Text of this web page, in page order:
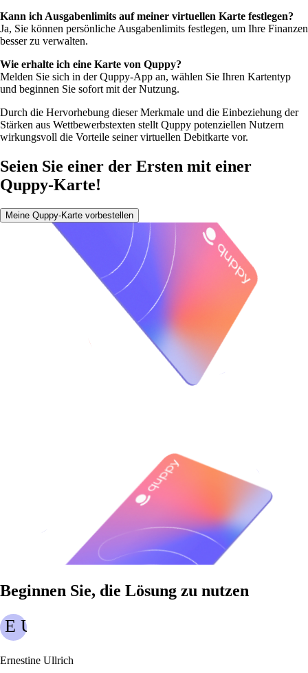
Kann ich Ausgabenlimits auf meiner virtuellen Karte festlegen?
Ja, Sie können persönliche Ausgabenlimits festlegen, um Ihre Finanzen
besser zu verwalten.
Wie erhalte ich eine Karte von Quppy?
Melden Sie sich in der Quppy-App an, wählen Sie Ihren Kartentyp
und beginnen Sie sofort mit der Nutzung.
Durch die Hervorhebung dieser Merkmale und die Einbeziehung der
Stärken aus Wettbewerbstexten stellt Quppy potenziellen Nutzern
wirkungsvoll die Vorteile seiner virtuellen Debitkarte vor.
Seien Sie einer der Ersten mit einer
Quppy-Karte!
Meine Quppy-Karte vorbestellen
Beginnen Sie, die Lösung zu nutzen
E U
Ernestine Ullrich